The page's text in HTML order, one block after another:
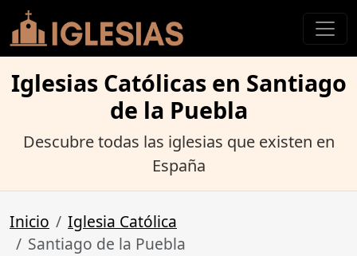
Iglesias Católicas en Santiago
de la Puebla
Descubre todas las iglesias que existen en
España
Inicio
Iglesia Católica
Santiago de la Puebla